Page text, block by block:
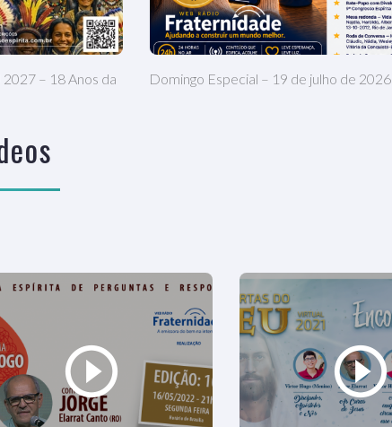
– 18 Anos da
Domingo Especial – 19 de julho de 2026